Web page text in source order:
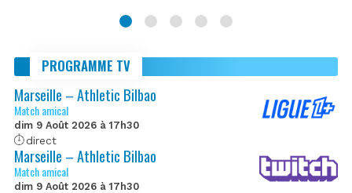
PROGRAMME TV
Marseille – Athletic Bilbao
Match amical
dim 9 Août 2026 à 17h30
direct
Marseille – Athletic Bilbao
Match amical
dim 9 Août 2026 à 17h30